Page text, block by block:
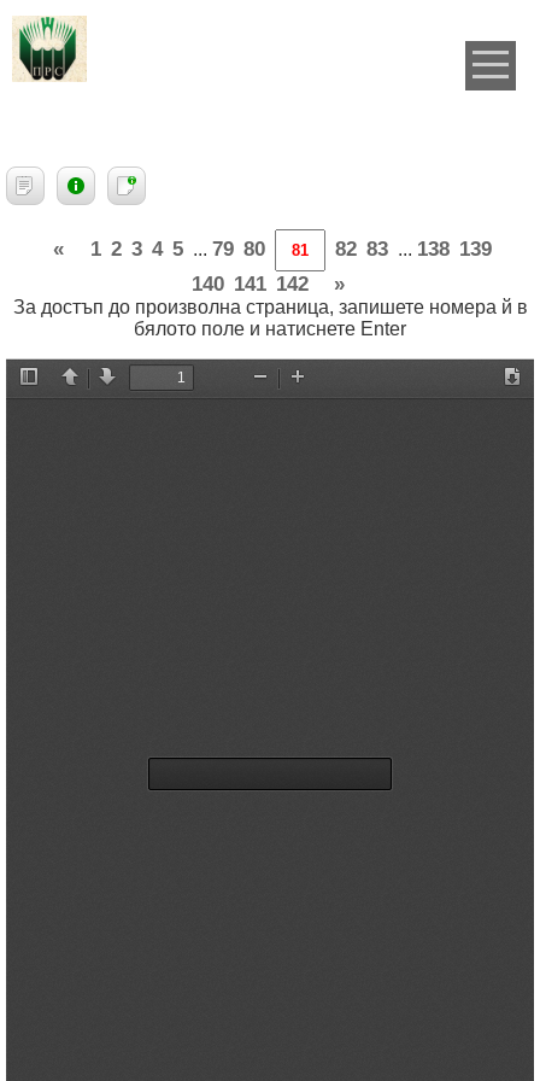
« 1 2 3 4 5 ... 79 80 82 83 ... 138 139
140 141 142 »
За достъп до произволна страница, запишете номера й в
бялото поле и натиснете Enter